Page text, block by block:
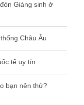
Giáng sinh ở
Châu Âu
tế uy tín
bạn nên thử?